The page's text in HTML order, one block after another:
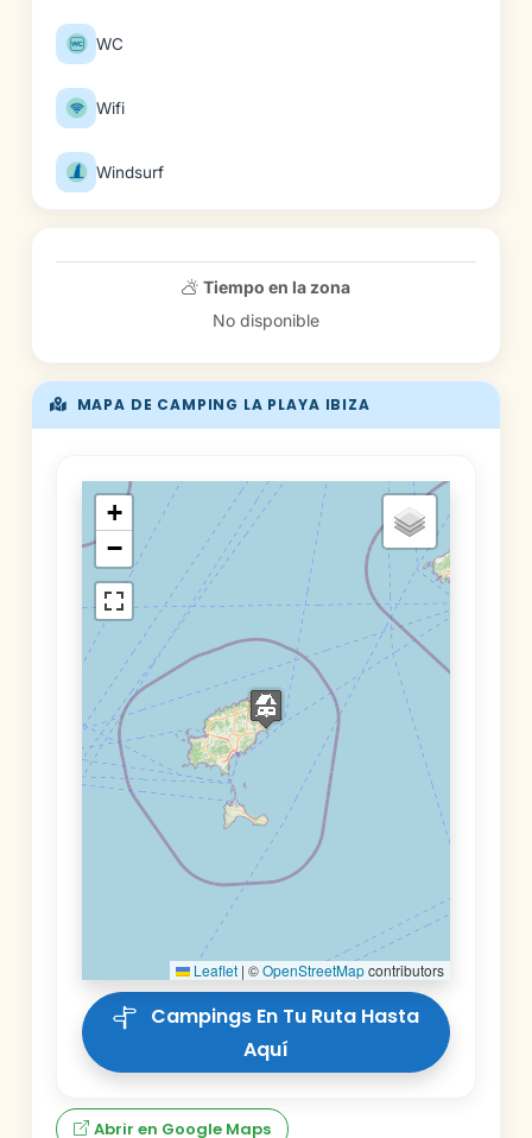
WC
Wifi
Windsurf
MAPA DE CAMPING LA PLAYA IBIZA
+
−
Leaflet | ©OpenStreetMapcontributors
Aquí
Abrir en Google Maps
Tiempo en la zona
No disponible